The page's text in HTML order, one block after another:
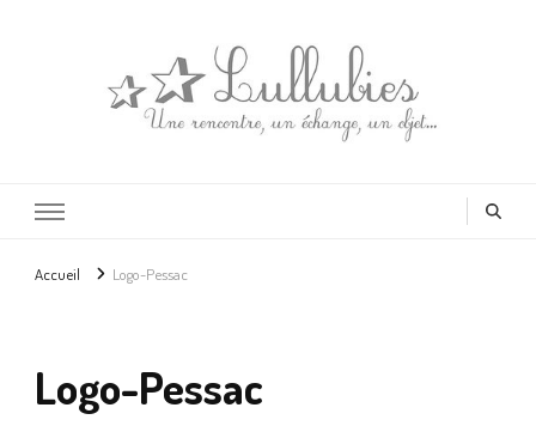
Accueil Logo-Pessac
Logo-Pessac